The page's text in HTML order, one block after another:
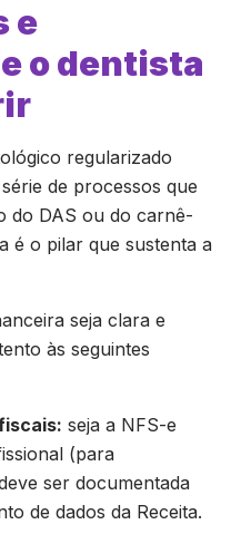
e
o dentista
regularizado
de processos que
do DAS ou do carnê-
é o pilar que sustenta a
seja clara e
às seguintes
seja a NFS-e
(para
ser documentada
de dados da Receita.